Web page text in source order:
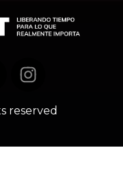
Instagram
reserved